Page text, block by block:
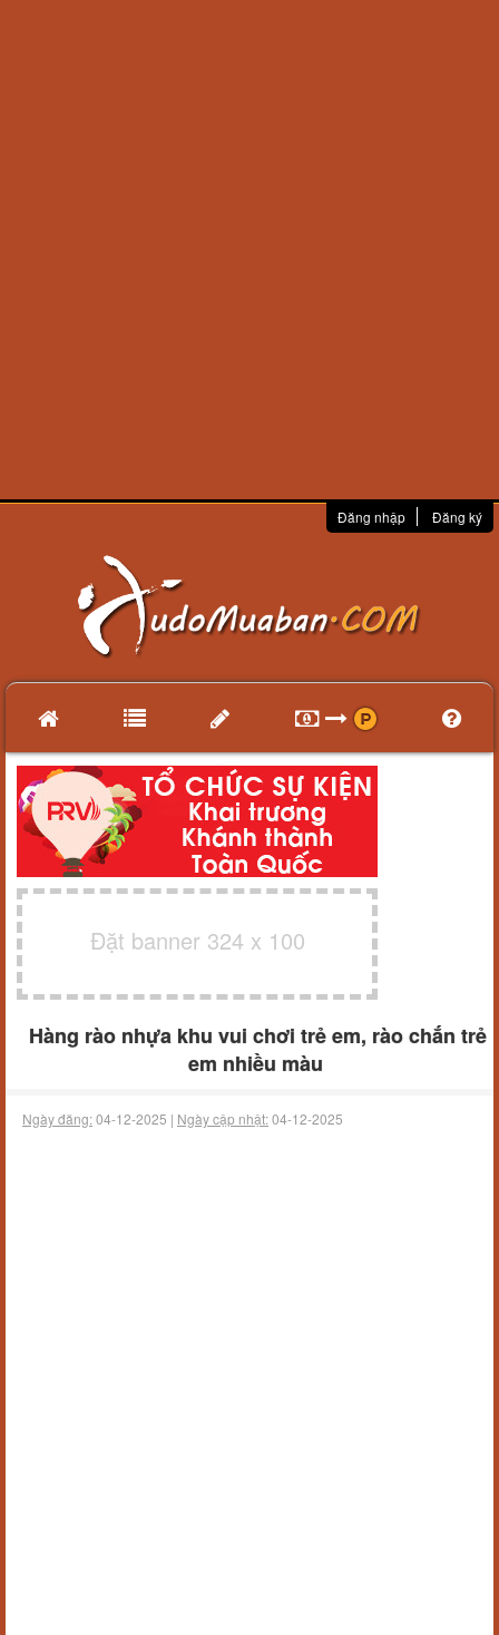
Đăng nhập Đăng ký
Đặt banner 324 x 100
Hàng rào nhựa khu vui chơi trẻ em, rào chắn trẻ
em nhiều màu
Ngày đăng:04-12-2025 | Ngày cập nhật:04-12-2025